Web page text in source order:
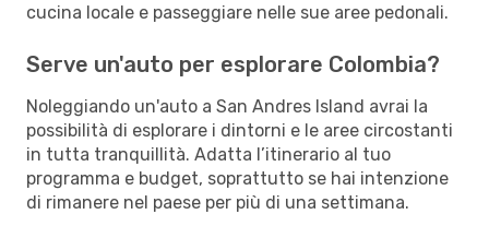
cucina locale e passeggiare nelle sue aree pedonali.
Serve un'auto per esplorare Colombia?
Noleggiando un'auto a San Andres Island avrai la
possibilità di esplorare i dintorni e le aree circostanti
in tutta tranquillità. Adatta l’itinerario al tuo
programma e budget, soprattutto se hai intenzione
di rimanere nel paese per più di una settimana.